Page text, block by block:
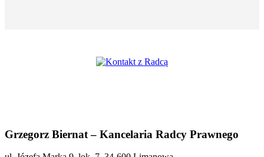
Grzegorz Biernat – Kancelaria Radcy Prawnego